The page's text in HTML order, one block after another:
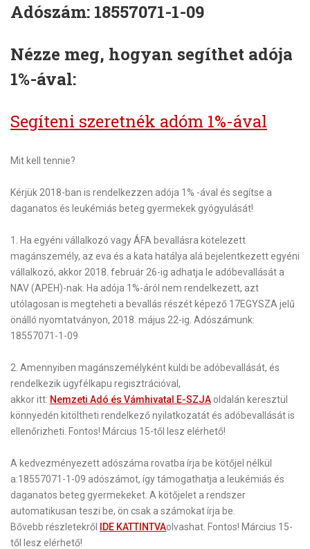
Adószám: 18557071-1-09
Nézze meg, hogyan segíthet adója
1%-ával:
Segíteni szeretnék adóm 1%-ával
Mit kell tennie?
Kérjük 2018-ban is rendelkezzen adója 1% -ával és segítse a
daganatos és leukémiás beteg gyermekek gyógyulását!
1 . Ha egyéni vállalkozó vagy ÁFA bevallásra kötelezett
magánszemély, az eva és a kata hatálya alá bejelentkezett egyéni
vállalkozó, akkor 2018. február 26-ig adhatja le adóbevallását a
NAV (APEH)-nak. Ha adója 1%-áról nem rendelkezett, azt
utólagosan is megteheti a bevallás részét képező 17EGYSZA jelű
önálló nyomtatványon, 2018. május 22-ig. Adószámunk:
18557071-1-09
2. Amennyiben magánszemélyként küldi be adóbevallását, és
rendelkezik ügyfélkapu regisztrációval,
akkor itt: Nemzeti Adó és Vámhivatal E-SZJA oldalán keresztül
könnyedén kitöltheti rendelkező nyilatkozatát és adóbevallását is
ellenőrizheti. Fontos! Március 15-től lesz elérhető!
A kedvezményezett adószáma rovatba írja be kötőjel nélkül
a:18557071-1-09 adószámot, így támogathatja a leukémiás és
daganatos beteg gyermekeket. A kötőjelet a rendszer
automatikusan teszi be, ön csak a számokat írja be.
Bővebb részletekről
IDE KATTINTVAolvashat. Fontos! Március 15-
től lesz elérhető!